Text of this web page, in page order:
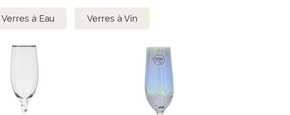
Verres à Eau Verres à Vin